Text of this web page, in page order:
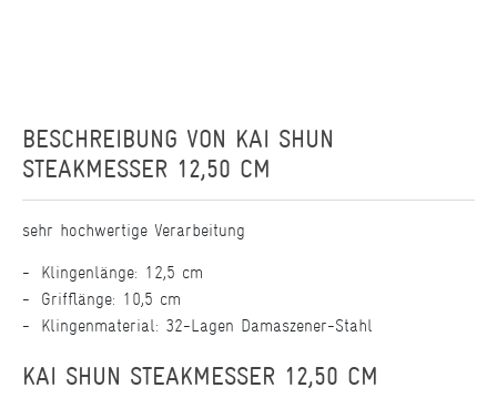
BESCHREIBUNG VON KAI SHUN
STEAKMESSER 12,50 CM
sehr hochwertige Verarbeitung
Klingenlänge: 12,5 cm
Grifflänge: 10,5 cm
Klingenmaterial: 32-Lagen Damaszener-Stahl
KAI SHUN STEAKMESSER 12,50 CM